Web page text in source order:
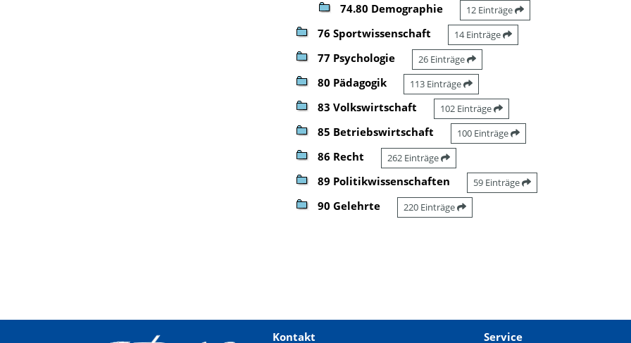
74.80 Demographie 12 Einträge
76 Sportwissenschaft 14 Einträge
77 Psychologie 26 Einträge
80 Pädagogik 113 Einträge
83 Volkswirtschaft 102 Einträge
85 Betriebswirtschaft 100 Einträge
86 Recht 262 Einträge
89 Politikwissenschaften 59 Einträge
90 Gelehrte 220 Einträge
Kontakt Service